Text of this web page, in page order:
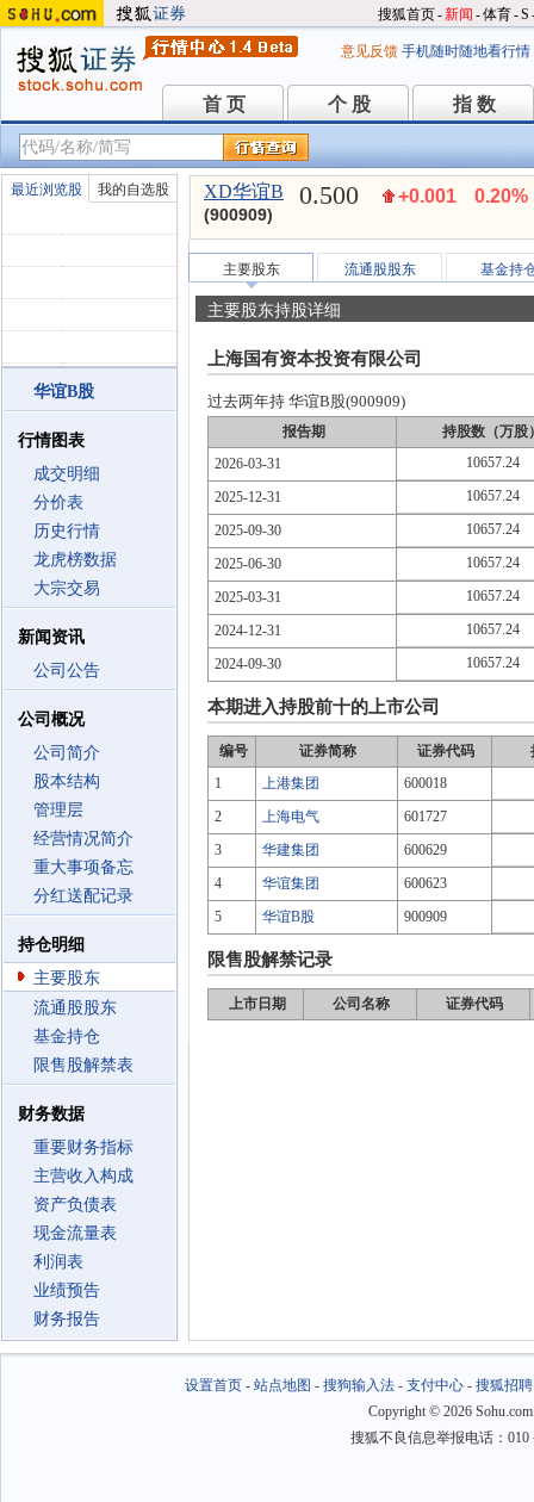
搜狐首页-新闻 -体育-S
意见反馈 手机随时随地看行情
首 页
首 页 个 股
个 股 指 数
指 数
最近浏览股 我的自选股
华谊B股
行情图表
成交明细
分价表
历史行情
龙虎榜数据
大宗交易
新闻资讯
公司公告
公司概况
公司简介
股本结构
管理层
经营情况简介
重大事项备忘
分红送配记录
持仓明细
主要股东
流通股股东
基金持仓
限售股解禁表
财务数据
重要财务指标
主营收入构成
资产负债表
现金流量表
利润表
业绩预告
财务报告
XD华谊B
(900909)
0.500 +0.001 0.20%
主要股东 流通股股东 基金持
主要股东持股详细
上海国有资本投资有限公司
过去两年持 华谊B股(900909)
报告期
持股数（万股
2026-03-31
10657.24
2025-12-31 10657.24
2025-09-30 10657.24
2025-06-30 10657.24
2025-03-31 10657.24
2024-12-31 10657.24
2024-09-30 10657.24
本期进入持股前十的上市公司
编号 证券简称 证券代码
1
上港集团
600018
2
上海电气
601727
3
华建集团
600629
4
华谊集团
600623
5
华谊B股 900909
限售股解禁记录
上市日期 公司名称 证券代码
设置首页- 站点地图 - 搜狗输入法- 支付中心- 搜狐招聘
Copyright © 2026
搜狐不良信息举报电话：010